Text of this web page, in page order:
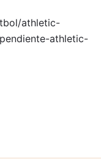
athletic-
athletic-